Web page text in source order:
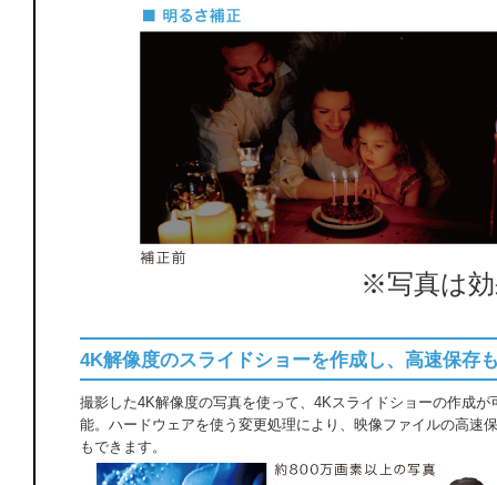
※写真は
4K解像度のスライドショーを作成し、高速保存
撮影した4K解像度の写真を使って、4Kスライドショーの作成が
能。ハードウェアを使う変更処理により、映像ファイルの高速
もできます。